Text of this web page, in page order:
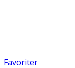
Favoriter